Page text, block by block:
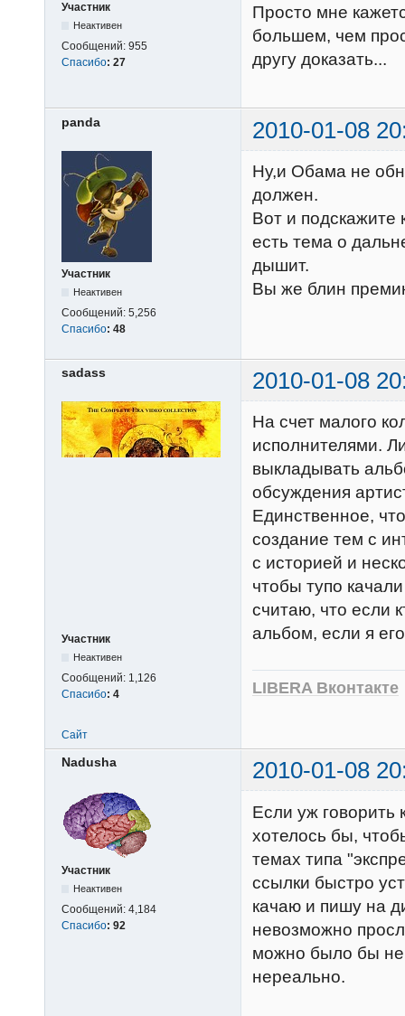
Участник
Неактивен
Сообщений: 955
Спасибо: 27
Просто мне
большем, чем
другу доказать...
panda 2010-01-08
Участник
Неактивен
Сообщений: 5,256
Спасибо: 48
Ну,и Обама не
должен.
Вот и подскажите
есть тема о
дышит.
Вы же блин
sadass 2010-01-08
Участник
Неактивен
Сообщений: 1,126
Спасибо: 4
На счет малого
исполнителями.
выкладывать
обсуждения
Единственное,
создание тем с
с историей и
чтобы тупо
считаю, что если
альбом, если я
LIBERA Вконтакте
Сайт
Nadusha 2010-01-08
Участник
Неактивен
Сообщений: 4,184
Спасибо: 92
Если уж говорить
хотелось бы,
темах типа
ссылки быстро
качаю и пишу на
невозможно
можно было бы не
нереально.